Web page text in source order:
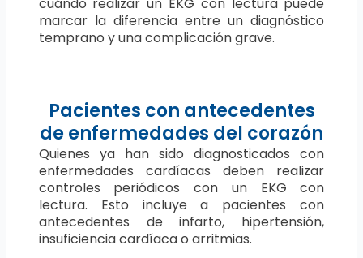
marcar la diferencia entre un diagnóstico
temprano y una complicación grave.
Pacientes con antecedentes
de enfermedades del corazón
Quienes ya han sido diagnosticados con
enfermedades cardíacas deben realizar
controles periódicos con un EKG con
lectura. Esto incluye a pacientes con
antecedentes de infarto, hipertensión,
insuficiencia cardíaca o arritmias.